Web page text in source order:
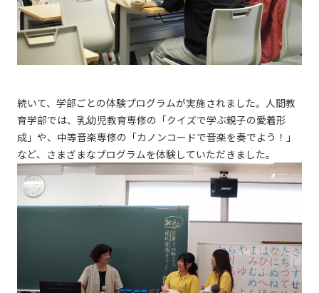
続いて、学部ごとの体験プログラムが実施されました。人間教
育学部では、乳幼児教育専修の「クイズで学ぶ親子の愛着形
成」や、中等音楽専修の「カノンコードで音楽を奏でよう！」
など、さまざまなプログラムを体験していただきました。